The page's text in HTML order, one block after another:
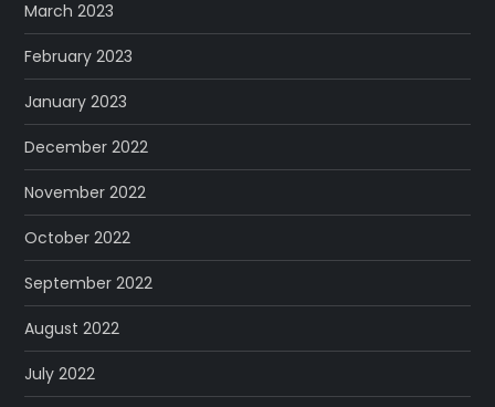
March 2023
February 2023
January 2023
December 2022
November 2022
October 2022
September 2022
August 2022
July 2022